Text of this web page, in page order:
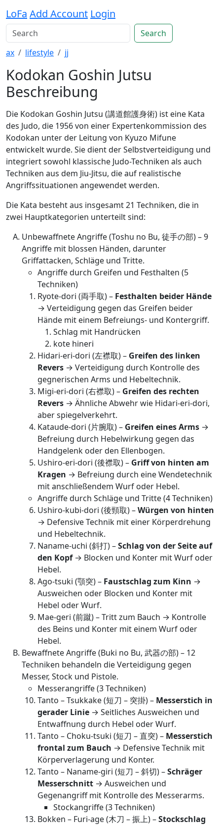
LoFa Add Account Login
Search
ax
lifestyle jj
Kodokan Goshin Jutsu
Beschreibung
Die Kodokan Goshin Jutsu (講道館護身術) ist eine Kata
des Judo, die 1956 von einer Expertenkommission des
Kodokan unter der Leitung von Kyuzo Mifune
entwickelt wurde. Sie dient der Selbstverteidigung und
integriert sowohl klassische Judo-Techniken als auch
Techniken aus dem Jiu-Jitsu, die auf realistische
Angriffssituationen angewendet werden.
Die Kata besteht aus insgesamt 21 Techniken, die in
zwei Hauptkategorien unterteilt sind:
Unbewaffnete Angriffe (Toshu no Bu, 徒手の部) – 9
Angriffe mit blossen Händen, darunter
Griffattacken, Schläge und Tritte.
Angriffe durch Greifen und Festhalten (5
Techniken)
Ryote-dori (両手取) – Festhalten beider Hände
→ Verteidigung gegen das Greifen beider
Hände mit einem Befreiungs- und Kontergriff.
Schlag mit Handrücken
kote hineri
Hidari-eri-dori (左襟取) – Greifen des linken
Revers → Verteidigung durch Kontrolle des
gegnerischen Arms und Hebeltechnik.
Migi-eri-dori (右襟取) – Greifen des rechten
Revers → Ähnliche Abwehr wie Hidari-eri-dori,
aber spiegelverkehrt.
Kataude-dori (片腕取) – Greifen eines Arms →
Befreiung durch Hebelwirkung gegen das
Handgelenk oder den Ellenbogen.
Ushiro-eri-dori (後襟取) – Griff von hinten am
Kragen → Befreiung durch eine Wendetechnik
mit anschließendem Wurf oder Hebel.
Angriffe durch Schläge und Tritte (4 Techniken)
Ushiro-kubi-dori (後頸取) –Würgen von hinten
→ Defensive Technik mit einer Körperdrehung
und Hebeltechnik.
Naname-uchi (斜打) –Schlag von der Seite auf
den Kopf→ Blocken und Konter mit Wurf oder
Hebel.
Ago-tsuki (顎突) – Faustschlag zum Kinn →
Ausweichen oder Blocken und Konter mit
Hebel oder Wurf.
Mae-geri (前蹴) – Tritt zum Bauch → Kontrolle
des Beins und Konter mit einem Wurf oder
Hebel.
Bewaffnete Angriffe (Buki no Bu, 武器の部) – 12
Techniken behandeln die Verteidigung gegen
Messer, Stock und Pistole.
Messerangriffe (3 Techniken)
Tanto – Tsukkake (短刀 – 突掛) – Messerstich in
gerader Linie → Seitliches Ausweichen und
Entwaffnung durch Hebel oder Wurf.
Tanto – Choku-tsuki (短刀 – 直突) – Messerstich
frontal zum Bauch → Defensive Technik mit
Körperverlagerung und Konter.
Tanto – Naname-giri (短刀 – 斜切) –Schräger
Messerschnitt → Ausweichen und
Gegenangriff mit Kontrolle des Messerarms.
Stockangriffe (3 Techniken)
Bokken – Furi-age (木刀 – 振上) –Stockschlag